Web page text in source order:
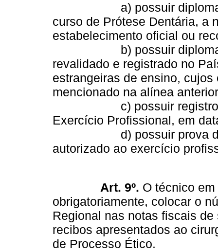
a) possuir diploma ou
curso de Prótese Dentária, a
estabelecimento oficial ou
b) possuir diploma ou
revalidado e registrado no
estrangeiras de ensino,
mencionado na alínea
c) possuir registro no
Exercício Profissional, em
d) possuir prova de
autorizado ao exercício
Art. 9º. O técnico
obrigatoriamente, colocar o
Regional nas notas fiscais
recibos apresentados ao
de Processo Ético.